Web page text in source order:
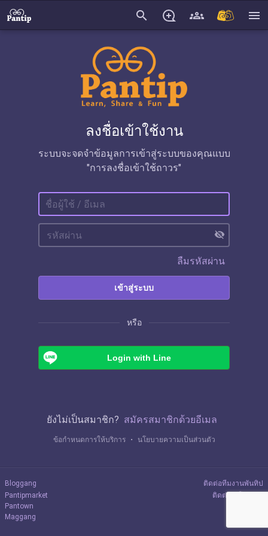
search menu
ลงชื่อเข้าใช้งาน
ระบบจะจดจำข้อมูลการเข้าสู่ระบบของคุณแบบ
"การลงชื่อเข้าใช้ถาวร"
visibility_off
ลืมรหัสผ่าน
เข้าสู่ระบบ
หรือ
Login with Line
ยังไม่เป็นสมาชิก? สมัครสมาชิกด้วยอีเมล
ข้อกำหนดการให้บริการ ・ นโยบายความเป็นส่วนตัว
Bloggang
Pantipmarket
Pantown
Maggang
ติดต่อทีมงานพันทิป
ติดต่อลงโฆษณา